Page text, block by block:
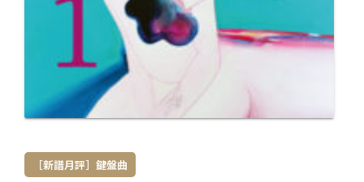
［新譜月評］鍵盤曲